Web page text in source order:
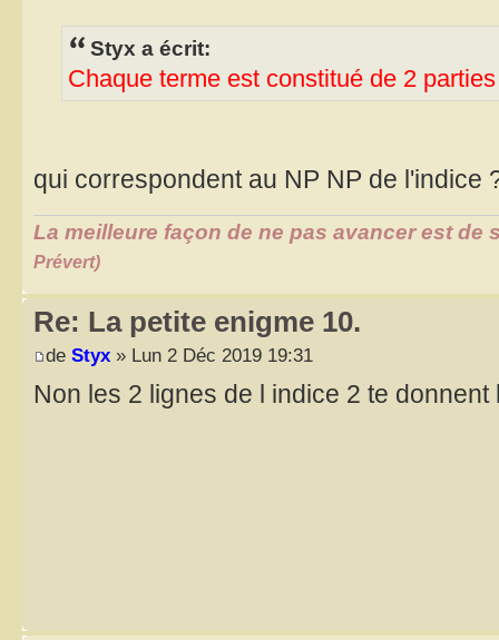
Styx a écrit:
Chaque terme est constitué de 2 parties
qui correspondent au NP NP de l'indice
La meilleure façon de ne pas avancer est de
Prévert)
Re: La petite enigme 10.
de Styx » Lun 2 Déc 2019 19:31
Non les 2 lignes de l indice 2 te